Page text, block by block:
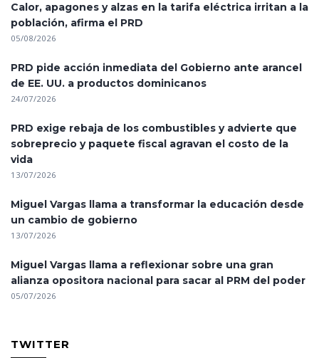
Calor, apagones y alzas en la tarifa eléctrica irritan a la
población, afirma el PRD
05/08/2026
PRD pide acción inmediata del Gobierno ante arancel
de EE. UU. a productos dominicanos
24/07/2026
PRD exige rebaja de los combustibles y advierte que
sobreprecio y paquete fiscal agravan el costo de la
vida
13/07/2026
Miguel Vargas llama a transformar la educación desde
un cambio de gobierno
13/07/2026
Miguel Vargas llama a reflexionar sobre una gran
alianza opositora nacional para sacar al PRM del poder
05/07/2026
TWITTER